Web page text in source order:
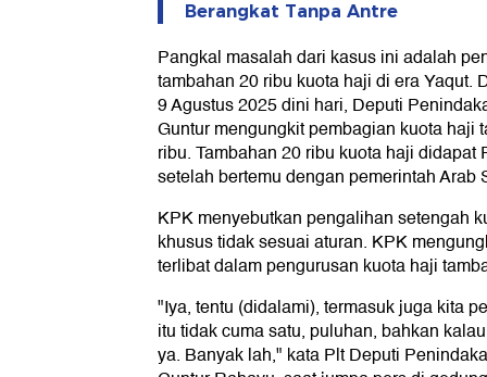
Berangkat Tanpa Antre
Pangkal masalah dari kasus ini adalah
tambahan 20 ribu kuota haji di era Yaqut.
9 Agustus 2025 dini hari, Deputi
Guntur mengungkit pembagian kuota haji
ribu. Tambahan 20 ribu kuota haji
setelah bertemu dengan pemerintah Arab
KPK menyebutkan pengalihan setengah
khusus tidak sesuai aturan. KPK
terlibat dalam pengurusan kuota haji
"Iya, tentu (didalami), termasuk juga kita
itu tidak cuma satu, puluhan, bahkan
ya. Banyak lah," kata Plt Deputi